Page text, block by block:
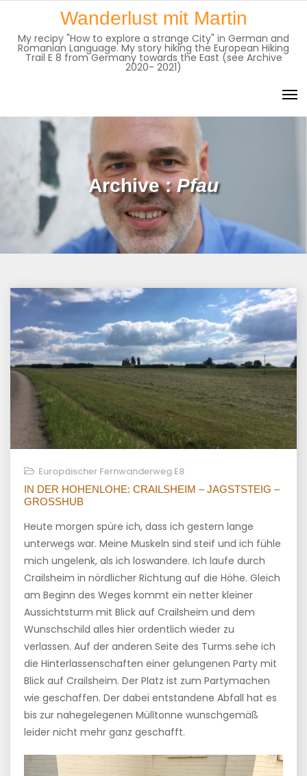
content
Wanderlust mit Martin
My recipy "How to explore a strange City" in German and
Romanian Language. My story hiking the European Hiking
Trail E 8 from Germany towards the East (see Archive
2020- 2021)
Archive :Pfau
Europäischer Fernwanderweg E8
IN DER HOHENLOHE: CRAILSHEIM – JAGSTSTEIG –
GROSSHUB
Heute morgen spüre ich, dass ich gestern lange
unterwegs war. Meine Muskeln sind steif und ich fühle
mich ungelenk, als ich loswandere. Ich laufe durch
Crailsheim in nördlicher Richtung auf die Höhe. Gleich
am Beginn des Weges kommt ein netter kleiner
Aussichtsturm mit Blick auf Crailsheim und dem
Wunschschild alles hier ordentlich wieder zu
verlassen. Auf der anderen Seite des Turms sehe ich
die Hinterlassenschaften einer gelungenen Party mit
Blick auf Crailsheim. Der Platz ist zum Partymachen
wie geschaffen. Der dabei entstandene Abfall hat es
bis zur nahegelegenen Mülltonne wunschgemäß
leider nicht mehr ganz geschafft.